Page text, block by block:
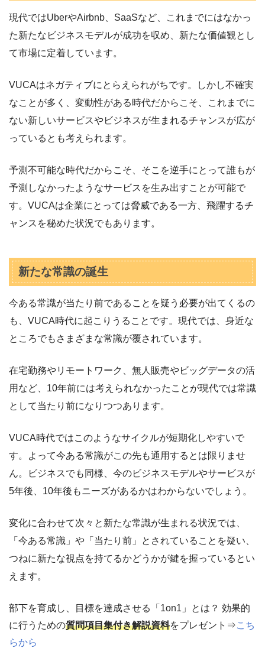
現代ではUberやAirbnb、SaaSなど、これまでにはなかっ
た新たなビジネスモデルが成功を収め、新たな価値観とし
て市場に定着しています。
VUCAはネガティブにとらえられがちです。しかし不確実
なことが多く、変動性がある時代だからこそ、これまでに
ない新しいサービスやビジネスが生まれるチャンスが広が
っているとも考えられます。
予測不可能な時代だからこそ、そこを逆手にとって誰もが
予測しなかったようなサービスを生み出すことが可能で
す。VUCAは企業にとっては脅威である一方、飛躍するチ
ャンスを秘めた状況でもあります。
新たな常識の誕生
今ある常識が当たり前であることを疑う必要が出てくるの
も、VUCA時代に起こりうることです。現代では、身近な
ところでもさまざまな常識が覆されています。
在宅勤務やリモートワーク、無人販売やビッグデータの活
用など、10年前には考えられなかったことが現代では常識
として当たり前になりつつあります。
VUCA時代ではこのようなサイクルが短期化しやすいで
す。よって今ある常識がこの先も通用するとは限りませ
ん。ビジネスでも同様、今のビジネスモデルやサービスが
5年後、10年後もニーズがあるかはわからないでしょう。
変化に合わせて次々と新たな常識が生まれる状況では、
「今ある常識」や「当たり前」とされていることを疑い、
つねに新たな視点を持てるかどうかが鍵を握っているとい
えます。
部下を育成し、目標を達成させる「1on1」とは？ 効果的
に行うための質問項目集付き解説資料をプレゼント⇒こち
らから